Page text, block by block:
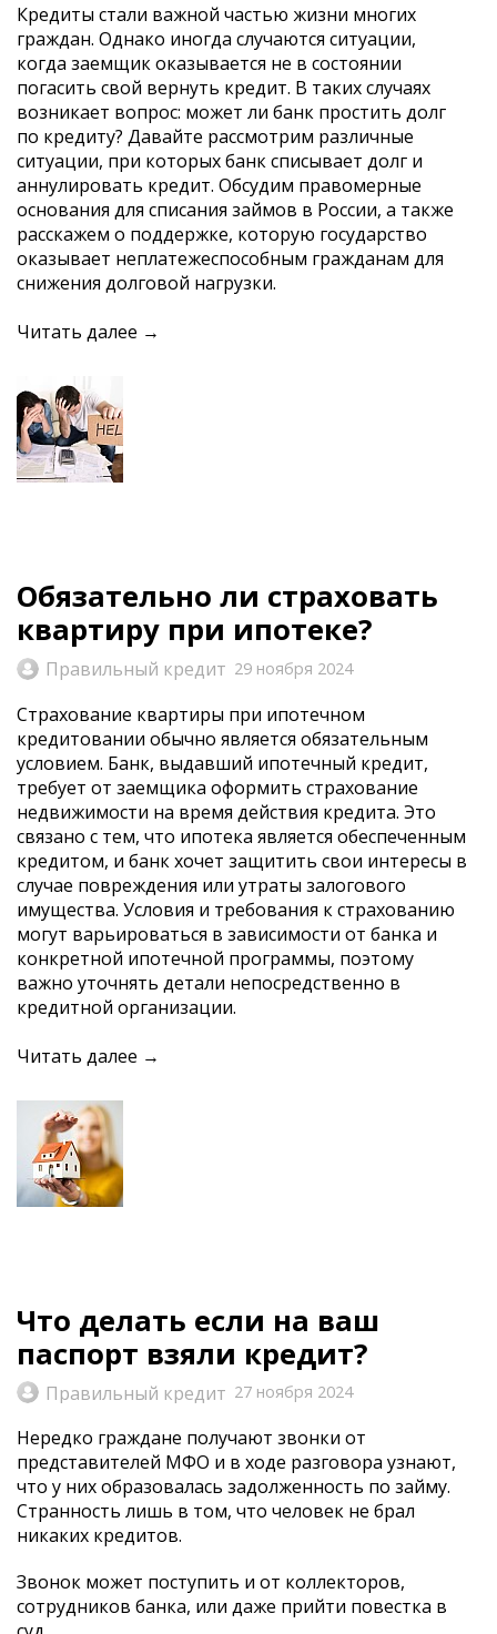
Кредиты стали важной частью жизни многих
граждан. Однако иногда случаются ситуации,
когда заемщик оказывается не в состоянии
погасить свой вернуть кредит. В таких случаях
возникает вопрос: может ли банк простить долг
по кредиту? Давайте рассмотрим различные
ситуации, при которых банк списывает долг и
аннулировать кредит. Обсудим правомерные
основания для списания займов в России, а также
расскажем о поддержке, которую государство
оказывает неплатежеспособным гражданам для
снижения долговой нагрузки.
Читать далее →
Обязательно ли страховать
квартиру при ипотеке?
Правильный кредит 29 ноября 2024
Страхование квартиры при ипотечном
кредитовании обычно является обязательным
условием. Банк, выдавший ипотечный кредит,
требует от заемщика оформить страхование
недвижимости на время действия кредита. Это
связано с тем, что ипотека является обеспеченным
кредитом, и банк хочет защитить свои интересы в
случае повреждения или утраты залогового
имущества. Условия и требования к страхованию
могут варьироваться в зависимости от банка и
конкретной ипотечной программы, поэтому
важно уточнять детали непосредственно в
кредитной организации.
Читать далее →
Что делать если на ваш
паспорт взяли кредит?
Правильный кредит 27 ноября 2024
Нередко граждане получают звонки от
представителей МФО и в ходе разговора узнают,
что у них образовалась задолженность по займу.
Странность лишь в том, что человек не брал
никаких кредитов.
Звонок может поступить и от коллекторов,
сотрудников банка, или даже прийти повестка в